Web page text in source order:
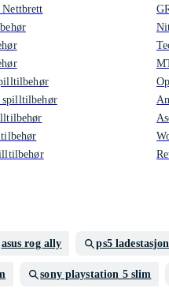
spilltilbehør
asus rog ally ps5 ladestasjon
sony playstation 5 slim